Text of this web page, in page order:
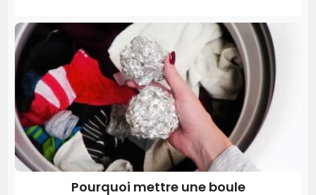
Pourquoi mettre une boule